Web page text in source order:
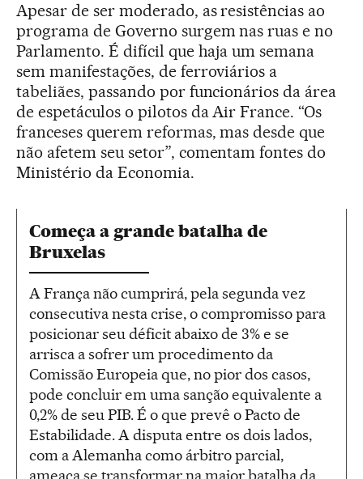
Apesar de ser moderado, as resistências ao
programa de Governo surgem nas ruas e no
Parlamento. É difícil que haja um semana
sem manifestações, de ferroviários a
tabeliães, passando por funcionários da área
de espetáculos o pilotos da Air France. “Os
franceses querem reformas, mas desde que
não afetem seu setor”, comentam fontes do
Ministério da Economia.
Começa a grande batalha de
Bruxelas
A França não cumprirá, pela segunda vez
consecutiva nesta crise, o compromisso para
posicionar seu déficit abaixo de 3% e se
arrisca a sofrer um procedimento da
Comissão Europeia que, no pior dos casos,
pode concluir em uma sanção equivalente a
0,2% de seu PIB. É o que prevê o Pacto de
Estabilidade. A disputa entre os dois lados,
com a Alemanha como árbitro parcial,